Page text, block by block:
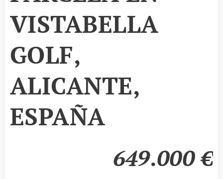
VISTABELLA
GOLF,
ALICANTE,
ESPAÑA
649.000 €